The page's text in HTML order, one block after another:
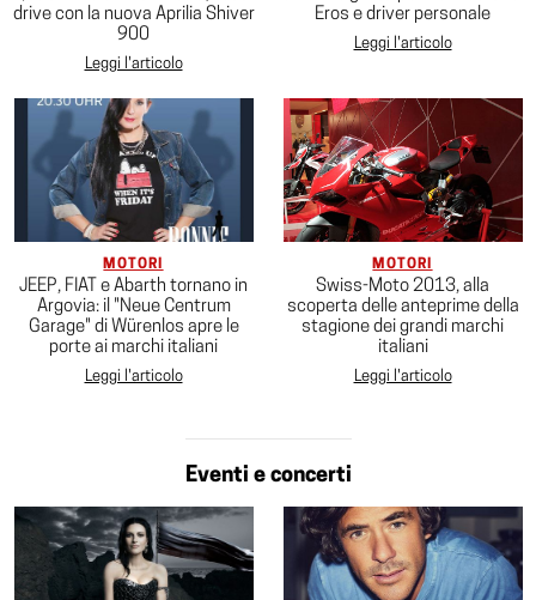
drive con la nuova Aprilia Shiver
900
Leggi l'articolo
Eros e driver personale
Leggi l'articolo
MOTORI
JEEP, FIAT e Abarth tornano in
Argovia: il "Neue Centrum
Garage" di Würenlos apre le
porte ai marchi italiani
Leggi l'articolo
MOTORI
Swiss-Moto 2013, alla
scoperta delle anteprime della
stagione dei grandi marchi
italiani
Leggi l'articolo
Eventi e concerti